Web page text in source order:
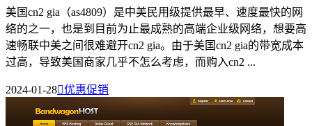
美国cn2 gia（as4809）是中美民用级提供最早、速度最快的网
络的之一，也是到目前为止最成熟的高端企业级网络，想要高
速畅联中美之间很难避开cn2 gia。由于美国cn2 gia的带宽成本
过高，导致美国商家几乎不怎么考虑，而购入cn2 ...
2024-01-28优惠促销